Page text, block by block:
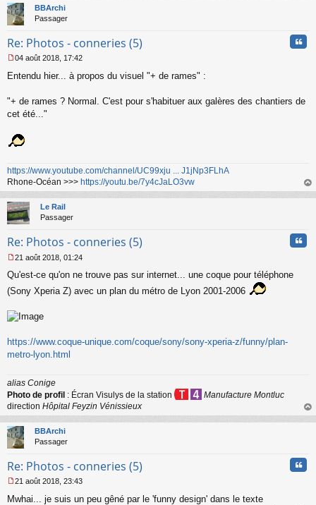
BBArchi
Passager
Re: Photos - conneries (5)
e
g
n
l
u
04 août 2018, 17:42
Entendu hier... à propos du visuel "+ de rames" :
"+ de rames ? Normal. C'est pour s'habituer aux galères des chantiers de
cet été..."
https://www.youtube.com/channel/UC99xju ... J1jNp3FLhA
Rhone-Océan >>> https://youtu.be/7y4cJaLO3vw
au
Le Rail
Passager
Re: Photos - conneries (5)
e
s
s
g
n
o
n
u
21 août 2018, 01:24
Qu'est-ce qu'on ne trouve pas sur internet... une coque pour téléphone
(Sony Xperia Z) avec un plan du métro de Lyon 2001-2006
https://www.coque-unique.com/coque/sony/sony-xperia-z/funny/plan-
metro-lyon.html
alias Conige
Photo de profil : Écran Visulys de la station
Manufacture Montluc
direction Hôpital Feyzin Vénissieux
au
BBArchi
Passager
Re: Photos - conneries (5)
e
21 août 2018, 23:43
Mwhai... je suis un peu gêné par le 'funny design' dans le texte